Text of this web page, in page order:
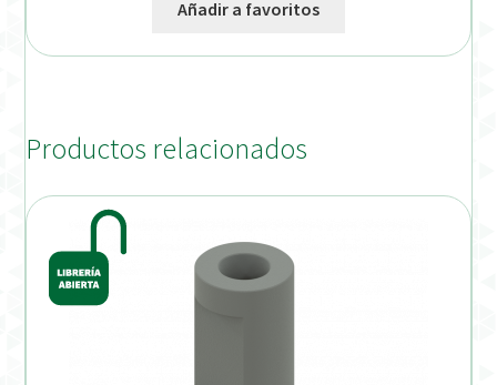
Añadir a favoritos
Productos relacionados